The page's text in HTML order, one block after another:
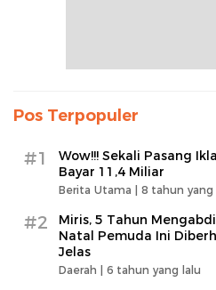
Pos Terpopuler
#1
Wow!!! Sekali Pasang
Bayar 11,4 Miliar
Berita Utama | 8 tahun yang
#2
Miris, 5 Tahun
Natal Pemuda Ini
Jelas
Daerah | 6 tahun yang lalu